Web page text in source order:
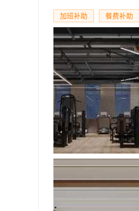
加班补助 餐费补助